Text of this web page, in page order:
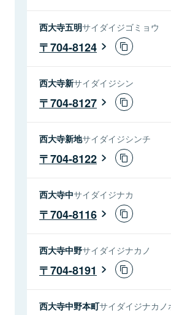
西大寺五明サイダイジゴミョウ
704-8124
西大寺新サイダイジシン
704-8127
西大寺新地サイダイジシンチ
704-8122
西大寺中サイダイジナカ
704-8116
西大寺中野サイダイジナカノ
704-8191
西大寺中野本町サイダイジナカノ